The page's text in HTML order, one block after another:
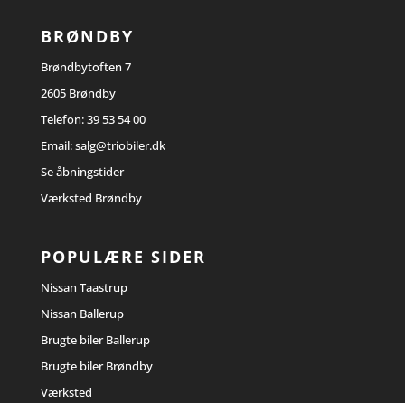
BRØNDBY
Brøndbytoften 7
2605 Brøndby
Telefon:39 53 54 00
Email:salg@triobiler.dk
Se åbningstider
Værksted Brøndby
POPULÆRE SIDER
Nissan Taastrup
Nissan Ballerup
Brugte biler Ballerup
Brugte biler Brøndby
Værksted